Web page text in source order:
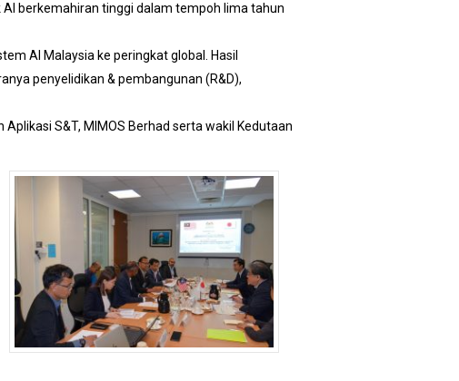
berkemahiran tinggi dalam tempoh lima tahun
AI Malaysia ke peringkat global. Hasil
penyelidikan & pembangunan (R&D),
S&T, MIMOS Berhad serta wakil Kedutaan